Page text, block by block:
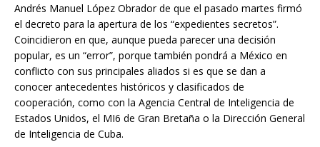
Andrés Manuel López Obrador de que el pasado martes firmó
el decreto para la apertura de los “expedientes secretos”.
Coincidieron en que, aunque pueda parecer una decisión
popular, es un “error”, porque también pondrá a México en
conflicto con sus principales aliados si es que se dan a
conocer antecedentes históricos y clasificados de
cooperación, como con la Agencia Central de Inteligencia de
Estados Unidos, el MI6 de Gran Bretaña o la Dirección General
de Inteligencia de Cuba.